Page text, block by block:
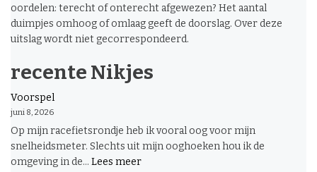
oordelen: terecht of onterecht afgewezen? Het aantal
duimpjes omhoog of omlaag geeft de doorslag. Over deze
uitslag wordt niet gecorrespondeerd.
recente Nikjes
Voorspel
juni 8, 2026
Op mijn racefietsrondje heb ik vooral oog voor mijn
snelheidsmeter. Slechts uit mijn ooghoeken hou ik de
omgeving in de... Lees meer: